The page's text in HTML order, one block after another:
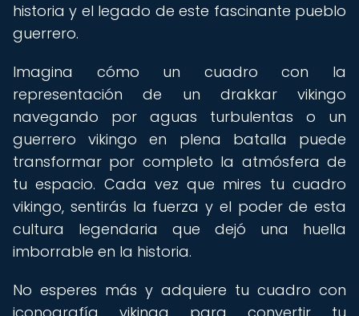
historia y el legado de este fascinante pueblo
guerrero.
Imagina cómo un cuadro con la
representación de un drakkar vikingo
navegando por aguas turbulentas o un
guerrero vikingo en plena batalla puede
transformar por completo la atmósfera de
tu espacio. Cada vez que mires tu cuadro
vikingo, sentirás la fuerza y el poder de esta
cultura legendaria que dejó una huella
imborrable en la historia.
No esperes más y adquiere tu cuadro con